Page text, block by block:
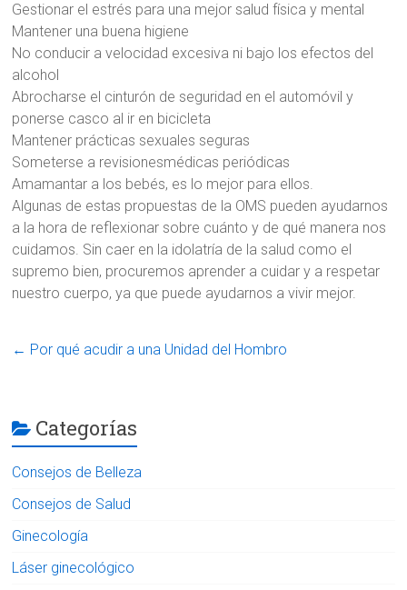
Gestionar el estrés para una mejor salud física y mental
Mantener una buena higiene
No conducir a velocidad excesiva ni bajo los efectos del
alcohol
Abrocharse el cinturón de seguridad en el automóvil y
ponerse casco al ir en bicicleta
Mantener prácticas sexuales seguras
Someterse a revisionesmédicas periódicas
Amamantar a los bebés, es lo mejor para ellos.
Algunas de estas propuestas de la OMS pueden ayudarnos
a la hora de reflexionar sobre cuánto y de qué manera nos
cuidamos. Sin caer en la idolatría de la salud como el
supremo bien, procuremos aprender a cuidar y a respetar
nuestro cuerpo, ya que puede ayudarnos a vivir mejor.
← Por qué acudir a una Unidad del Hombro
Categorías
Consejos de Belleza
Consejos de Salud
Ginecología
Láser ginecológico